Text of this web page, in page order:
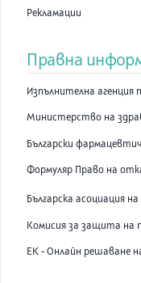
Рекламации
Правна
Изпълнителна агенция
Министерство на
Български
Формуляр Право на
Българска асоциация
Комисия за защита на
ЕК - Онлайн решаване